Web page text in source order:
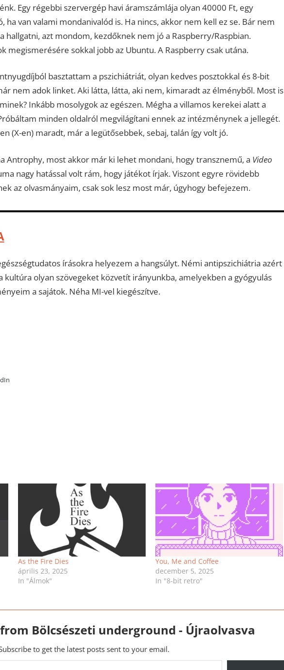
Egy régebbi szervergép havi áramszámlája olyan 40000 Ft, egy
ha van valami mondanivalód is. Ha nincs, akkor nem kell ez se. Bár nem
hallgatni, azt mondom, kezdőknek nem jó a Raspberry/Raspbian.
megismerésére sokkal jobb az Ubuntu. A Raspberry csak utána.
basztattam a pszichiátriát, olyan kedves posztokkal és 8-bit
nem adok linket. Aki látta, látta, aki nem, kimaradt az élményből. Most is
Inkább mosolygok az egészen. Mégha a villamos kerekei alatt a
minden oldalról megvilágítani ennek az intézménynek a jellegét.
(X-en) maradt, már a legütősebbek, sebaj, talán így volt jó.
Antrophy, most akkor már ki lehet mondani, hogy transznemű, a Video
nagy hatással volt rám, hogy játékot írjak. Viszont egyre rövidebb
az olvasmányaim, csak sok lesz most már, úgyhogy befejezem.
írásokra helyezem a hangsúlyt. Némi antipszichiátria azért
kultúra olyan szövegeket közvetít irányunkba, amelyekben a gyógyulás
a sajátok. Néha MI-vel kiegészítve.
As the Fire Dies
április 23, 2025
In "Álmok"
You, Me and Coffee
december 5, 2025
In "8-bit retro"
Bölcsészeti underground - Újraolvasva
to get the latest posts sent to your email.